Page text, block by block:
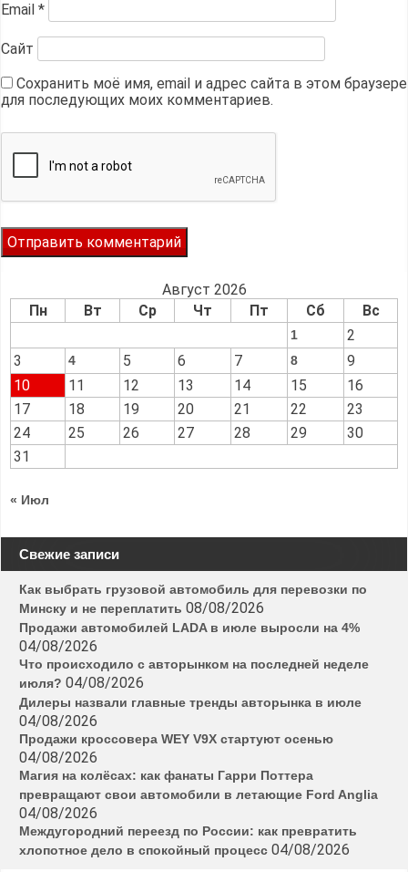
Email *
Сайт
Сохранить моё имя, email и адрес сайта в этом браузере
для последующих моих комментариев.
Август 2026
Пн
Вт Ср Чт Пт Сб Вс
1
2
3
4 5 6 7 8
9
10
11 12 13 14 15
16
17
18 19 20 21 22
23
24
25 26 27 28 29
30
31
« Июл
Свежие записи
Как выбрать грузовой автомобиль для перевозки по
Минску и не переплатить 08/08/2026
Продажи автомобилей LADA в июле выросли на 4%
04/08/2026
Что происходило с авторынком на последней неделе
июля? 04/08/2026
Дилеры назвали главные тренды авторынка в июле
04/08/2026
Продажи кроссовера WEY V9X стартуют осенью
04/08/2026
Магия на колёсах: как фанаты Гарри Поттера
превращают свои автомобили в летающие Ford Anglia
04/08/2026
Междугородний переезд по России: как превратить
хлопотное дело в спокойный процесс 04/08/2026